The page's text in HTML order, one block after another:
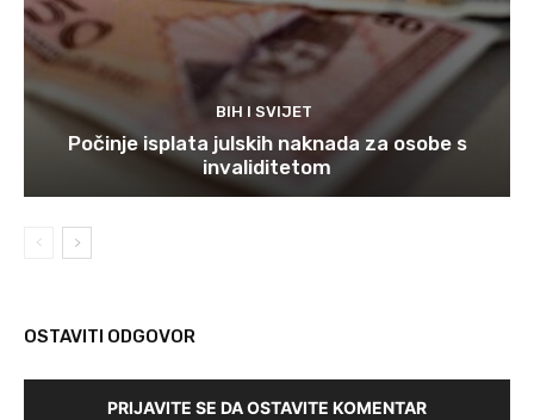
BIH I SVIJET
Počinje isplata julskih naknada za osobe s
invaliditetom
OSTAVITI ODGOVOR
PRIJAVITE SE DA OSTAVITE KOMENTAR